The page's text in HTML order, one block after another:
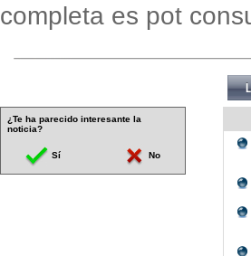
completa es pot
¿Te ha parecido interesante la
noticia?
Sí No